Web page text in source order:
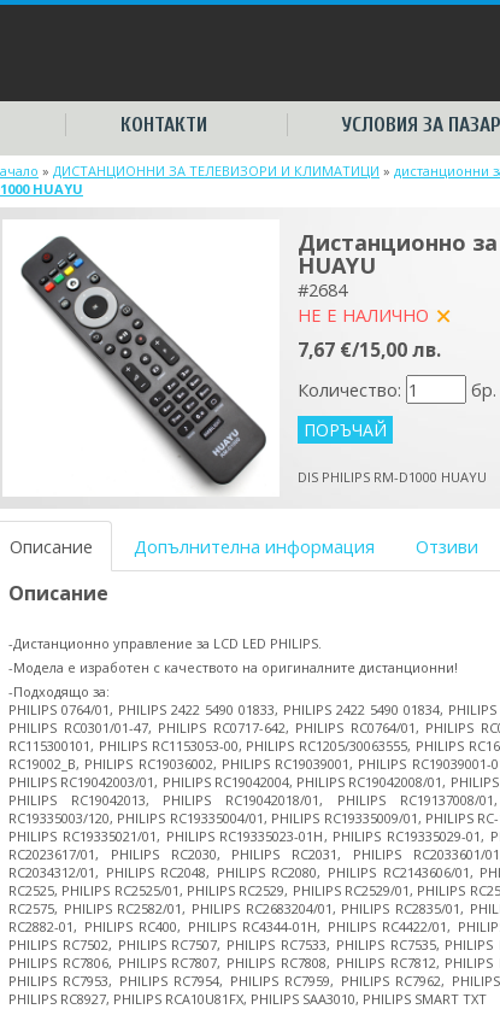
КОНТАКТИ УСЛОВИЯ ЗА
» ДИСТАНЦИОННИ ЗА ТЕЛЕВИЗОРИ И КЛИМАТИЦИ » дистанционни
HUAYU
Дистанционно за
HUAYU
#2684
НЕ Е НАЛИЧНО
7,67 €/15,00 лв.
Количество: бр.
DIS PHILIPS RM-D1000 HUAYU
Описание Допълнителна информация Отзиви
Описание
-Дистанционно управление за LCD LED PHILIPS.
-Модела е изработен с качеството на оригиналните дистанционни!
-Подходящо за:
PHILIPS 0764/01, PHILIPS 2422 5490 01833, PHILIPS 2422 5490 01834,
PHILIPS RC0301/01-47, PHILIPS RC0717-642, PHILIPS RC0764/01, PHILIPS
RC115300101, PHILIPS RC1153053-00, PHILIPS RC1205/30063555, PHILIPS
RC19002_B, PHILIPS RC19036002, PHILIPS RC19039001, PHILIPS
PHILIPS RC19042003/01, PHILIPS RC19042004, PHILIPS RC19042008/01,
PHILIPS RC19042013, PHILIPS RC19042018/01, PHILIPS RC19137008/
RC19335003/120, PHILIPS RC19335004/01, PHILIPS RC19335009/01, PHILIPS
PHILIPS RC19335021/01, PHILIPS RC19335023-01H, PHILIPS RC19335029-01,
RC2023617/01, PHILIPS RC2030, PHILIPS RC2031, PHILIPS RC2033601/
RC2034312/01, PHILIPS RC2048, PHILIPS RC2080, PHILIPS RC2143606/01,
RC2525, PHILIPS RC2525/01, PHILIPS RC2529, PHILIPS RC2529/01, PHILIPS
RC2575, PHILIPS RC2582/01, PHILIPS RC2683204/01, PHILIPS RC2835/01,
RC2882-01, PHILIPS RC400, PHILIPS RC4344-01H, PHILIPS RC4422/01,
PHILIPS RC7502, PHILIPS RC7507, PHILIPS RC7533, PHILIPS RC7535,
PHILIPS RC7806, PHILIPS RC7807, PHILIPS RC7808, PHILIPS RC7812,
PHILIPS RC7953, PHILIPS RC7954, PHILIPS RC7959, PHILIPS RC7962,
PHILIPS RC8927, PHILIPS RCA10U81FX, PHILIPS SAA3010, PHILIPS SMART TXT